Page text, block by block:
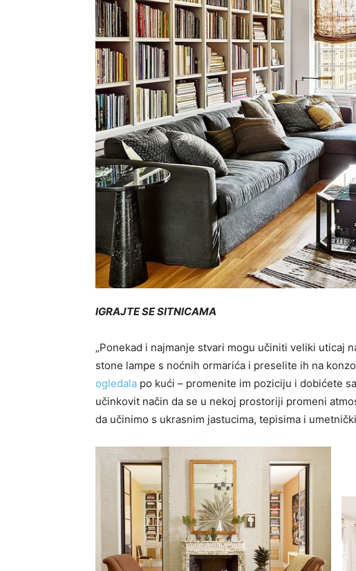
IGRAJTE SE SITNICAMA
„Ponekad i najmanje stvari mogu učiniti veliki uticaj
stone lampe s noćnih ormarića i preselite ih na
ogledala po kući – promenite im poziciju i dobićete
učinkovit način da se u nekoj prostoriji promeni
da učinimo s ukrasnim jastucima, tepisima i